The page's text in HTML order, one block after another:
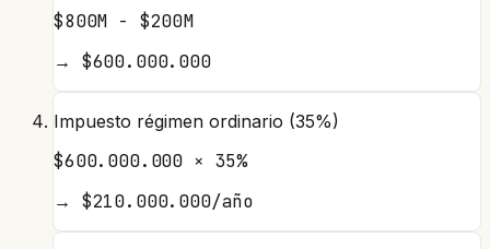
$800M - $200M
→ $600.000.000
Impuesto régimen ordinario (35%)
$600.000.000 × 35%
→ $210.000.000/año